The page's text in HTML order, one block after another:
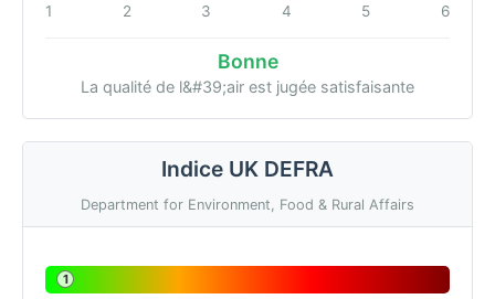
1 2 3 4 5 6
Bonne
La qualité de l&#39;air est jugée satisfaisante
Indice UK DEFRA
Department for Environment, Food & Rural Affairs
1